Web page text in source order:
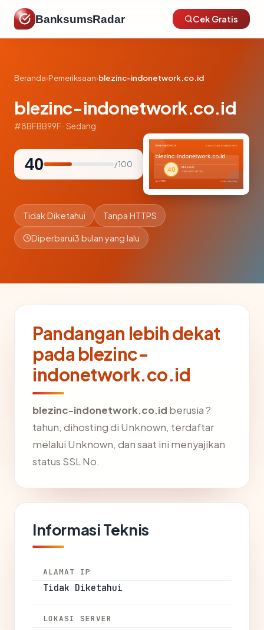
BanksumsRadar Cek Gratis
Beranda›Pemeriksaan›blezinc-indonetwork.co.id
blezinc-indonetwork.co.id
#8BFBB99F · Sedang
40 / 100
Tidak Diketahui Tanpa HTTPS
Diperbarui3 bulan yang lalu
Pandangan lebih dekat
pada blezinc-
indonetwork.co.id
blezinc-indonetwork.co.id berusia ?
tahun, dihosting di Unknown, terdaftar
melalui Unknown, dan saat ini menyajikan
status SSL No.
Informasi Teknis
ALAMAT IP
Tidak Diketahui
LOKASI SERVER